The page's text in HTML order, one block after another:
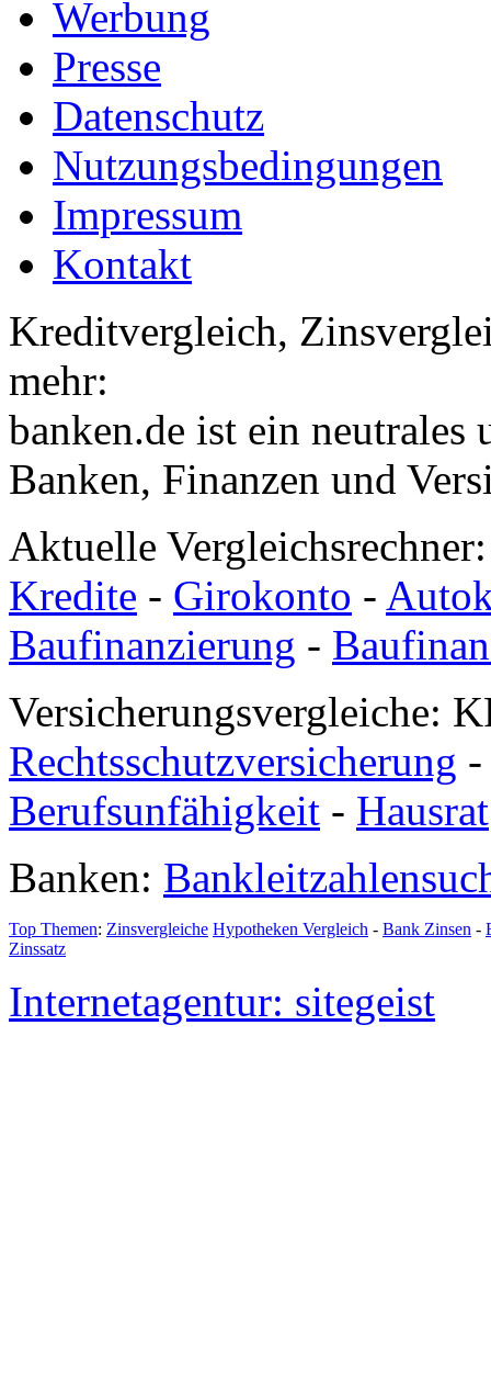
Werbung
Presse
Datenschutz
Nutzungsbedingungen
Impressum
Kontakt
Kreditvergleich,
mehr:
banken.de ist ein neutrales
Banken, Finanzen und
Aktuelle
Kredite - Girokonto -
Baufinanzierung -
Versicherungsvergleiche:
Rechtsschutzversicherung
Berufsunfähigkeit - Hausrat
Banken:
Top Themen: Zinsvergleiche Hypotheken Vergleich - Bank Zinsen -
Zinssatz
Internetagentur: sitegeist